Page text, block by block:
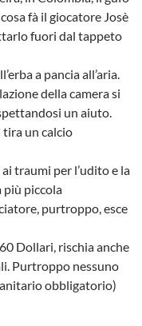
fà il giocatore Josè
fuori dal tappeto
a pancia all’aria.
della camera si
un aiuto.
tira un calcio
traumi per l’udito e la
più piccola
purtroppo, esce
Dollari, rischia anche
Purtroppo nessuno
obbligatorio)